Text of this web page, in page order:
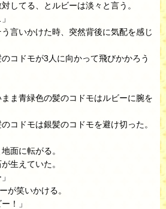
してる、とルビーは淡々と言う。
言いかけた時、突然背後に気配を感じ
コドモが3人に向かって飛びかかろう
ま青緑色の髪のコドモはルビーに腕を
コドモは銀髪のコドモを避け切った。
面に転がる。
生えていた。
が笑いかける。
！」